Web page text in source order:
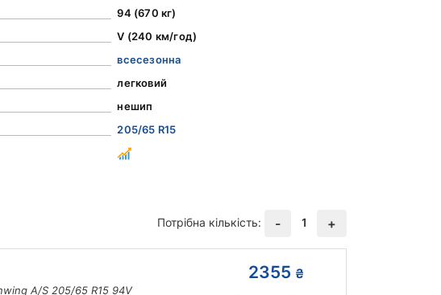
94 (670 кг)
V (240 км/год)
всесезонна
легковий
нешип
205/65 R15
Потрібна кількість: - 1 +
A/S 205/65 R15 94V
2355 ₴